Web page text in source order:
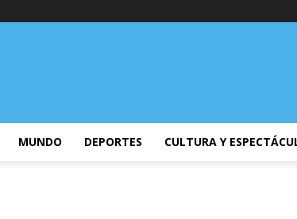
MUNDO DEPORTES CULTURA Y